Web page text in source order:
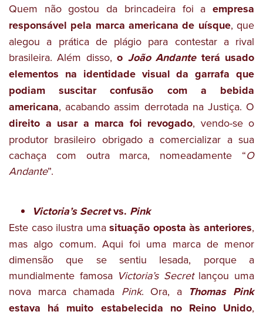
Quem não gostou da brincadeira foi a empresa
responsável pela marca americana de uísque, que
alegou a prática de plágio para contestar a rival
brasileira. Além disso,o João Andanteterá usado
elementos na identidade visual da garrafa que
podiam suscitar confusão com a bebida
americana, acabando assim derrotada na Justiça. O
direito a usar a marca foi revogado, vendo-se o
produtor brasileiro obrigado a comercializar a sua
cachaça com outra marca, nomeadamente “O
Andante”.
Victoria’s Secretvs. Pink
Este caso ilustra umasituação oposta às anteriores,
mas algo comum. Aqui foi uma marca de menor
dimensão que se sentiu lesada, porque a
mundialmente famosa Victoria’s Secretlançou uma
nova marca chamada Pink. Ora, a Thomas Pink
estava há muito estabelecida no Reino Unido,